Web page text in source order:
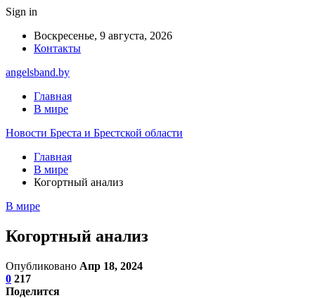
Sign in
Воскресенье, 9 августа, 2026
Контакты
angelsband.by
Главная
В мире
Новости Бреста и Брестской области
Главная
В мире
Когортный анализ
В мире
Когортный анализ
Опубликовано Апр 18, 2024
0 217
Поделится